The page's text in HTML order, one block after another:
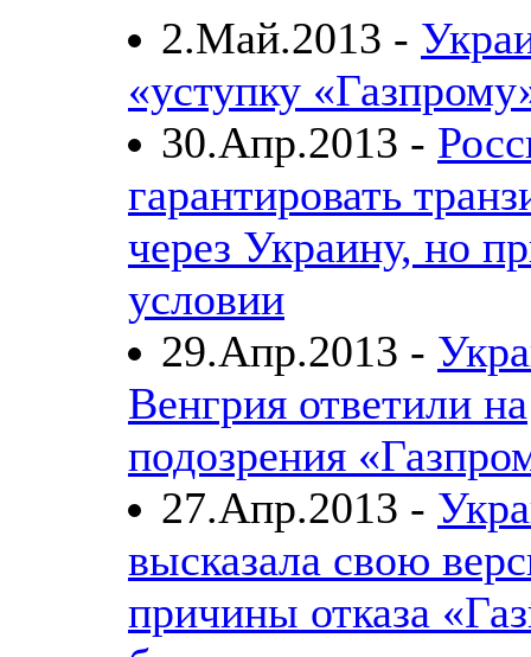
2.Май.2013 -
«уступку
30.Апр.2013 -
гарантировать
через Украину, но
условии
29.Апр.2013 -
Венгрия ответили на
подозрения
27.Апр.2013 -
высказала свою
причины отказа